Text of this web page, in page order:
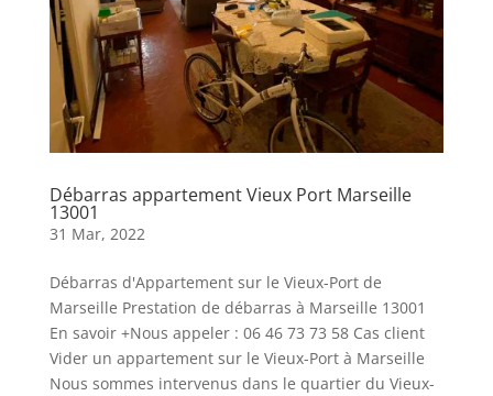
Débarras appartement Vieux Port Marseille
13001
31 Mar, 2022
Débarras d'Appartement sur le Vieux-Port de
Marseille Prestation de débarras à Marseille 13001
En savoir +Nous appeler : 06 46 73 73 58 Cas client
Vider un appartement sur le Vieux-Port à Marseille
Nous sommes intervenus dans le quartier du Vieux-